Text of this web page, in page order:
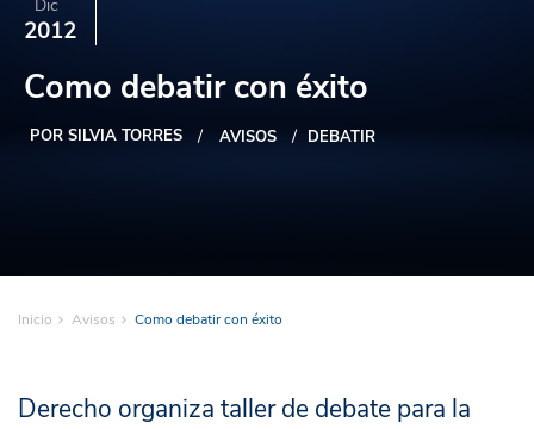
Dic
2012
Como debatir con éxito
POR SILVIA TORRES AVISOS DEBATIR
Inicio Avisos Como debatir con éxito
Derecho organiza taller de debate para la